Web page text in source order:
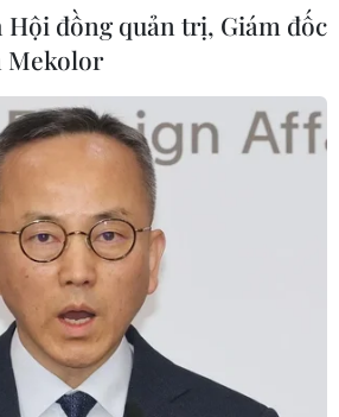
cao điểm
điều tra nghi vấn
ngành hóa dầu
đồng quản trị, Giám đốc
Mekolor